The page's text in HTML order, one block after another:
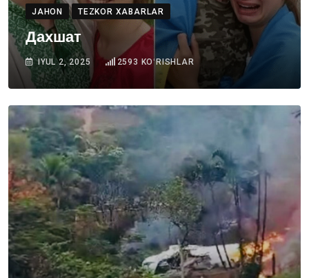
JAHON TEZKOR XABARLAR
Дахшат
IYUL 2, 2025 2593 KOʻRISHLAR